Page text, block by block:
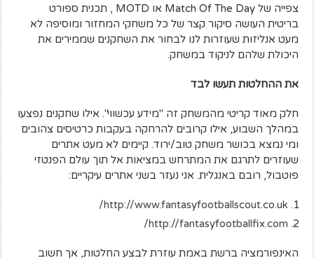
צפייה של Match Of The Day או MOTD , תכנית ספורט
בריטית העושה סיקור קצר של כל משחקי המחזור ומוסיפה לא
מעט אנליזות שעוזרות לנו לבחור את השחקנים שממירים את
היכולת שלהם לניקוד במשחק.
את ההחלטות תעשו לבד
חלק מאוד קריטי מהמשחק זה "מידע עכשווי". אילו שחקנים נפצעו
במהלך השבוע, אילו קרובים להרחקה בעקבות כרטיסים צהובים
ומי נמצא בכושר משחק טוב/ירוד. קיימים לא מעט אתרים
שעוזרים לתרגם את המתרחש במציאות אל תוך עולם הפנטזי
פוטבול, רובם באנגלית. אני נעזר בשני אתרים עיקריים:
http://www.fantasyfootballscout.co.uk/
http://fantasyfootballfix.com/
האינפורמציה ברשת באמת עוזרת לבצע החלטות, אך חשוב